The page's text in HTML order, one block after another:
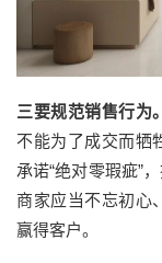
三要规范销售行为。
不能为了成交而牺
承诺“绝对零瑕疵”
商家应当不忘初心
赢得客户。